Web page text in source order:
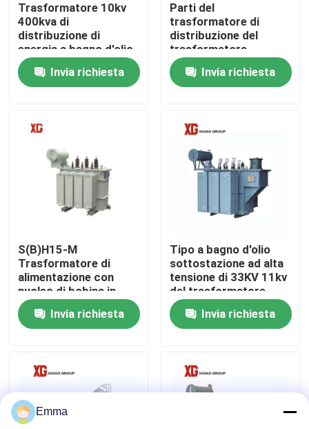
Casa
Prodotti
Giro della fabbrica
Controllo di qualità
Contattici
Richieda una citazione
Commutatore di rottura di carico SF6
Apparecchiatura elettrica di comando di distribuzione
Trasformatore 10kv
400kva di
distribuzione di
energia a bagno d'olio
sigillato completo
serie S9-M NLTC
Invia richiesta
Parti del
trasformatore di
distribuzione del
trasformatore
variabile trifase SFZ9
Invia richiesta
S(B)H15-M
Trasformatore di
alimentazione con
nucleo di bobina in
lega amorfa
Trasformatore con
nucleo di ferro
Invia richiesta
Tipo a bagno d'olio
sottostazione ad alta
tensione di 33KV 11kv
del trasformatore
Invia richiesta
Emma